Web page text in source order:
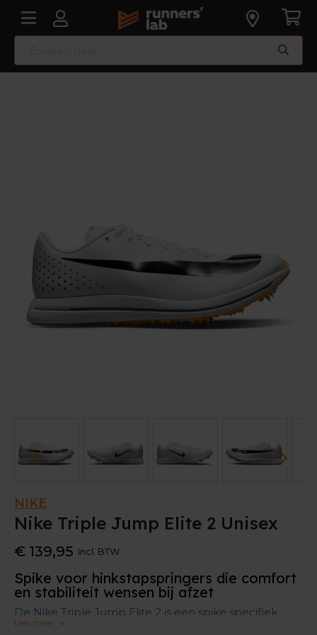
NIKE
Nike Triple Jump Elite 2 Unisex
€ 139,95 Incl. BTW
Spike voor hinkstapspringers die comfort
en stabiliteit wensen bij afzet
De Nike Triple Jump Elite 2 is een spike specifiek
voor het hinkstapspringen. Zijn dikke middenzool, die
Lees meer